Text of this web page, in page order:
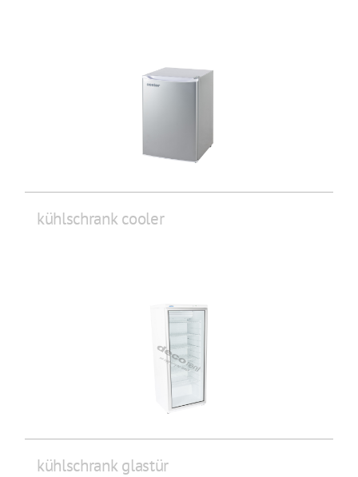
kühlschrank cooler
kühlschrank glastür